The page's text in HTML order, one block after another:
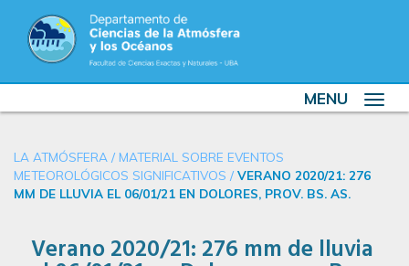
Toggle
MENU
LA ATMÓSFERA / MATERIAL SOBRE EVENTOS
METEOROLÓGICOS SIGNIFICATIVOS /VERANO 2020/21: 276
MM DE LLUVIA EL 06/01/21 EN DOLORES, PROV. BS. AS.
Verano 2020/21: 276 mm de lluvia